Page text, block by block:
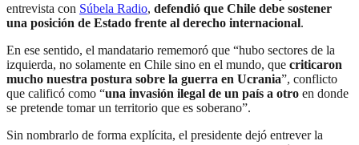
entrevista con Súbela Radio, defendió que Chile debe sostener
una posición de Estado frente al derecho internacional.
En ese sentido, el mandatario rememoró que “hubo sectores de la
izquierda, no solamente en Chile sino en el mundo, que criticaron
mucho nuestra postura sobre la guerra en Ucrania”, conflicto
que calificó como “una invasión ilegal de un país a otro en donde
se pretende tomar un territorio que es soberano”.
Sin nombrarlo de forma explícita, el presidente dejó entrever la